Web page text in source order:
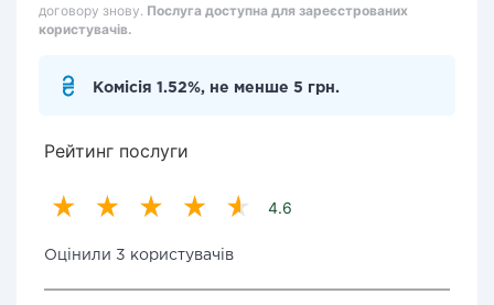
договору знову. Послуга доступна для зареєстрованих
користувачів.
Комісія 1.52%, не менше 5 грн.
Рейтинг послуги
4.6
Оцінили 3 користувачів